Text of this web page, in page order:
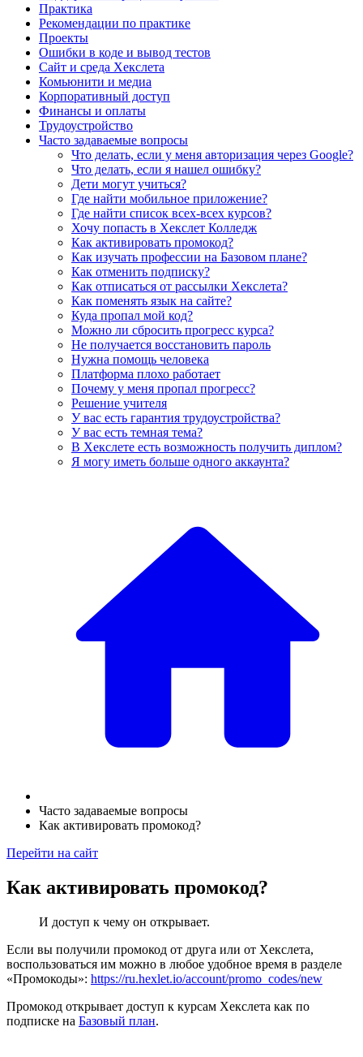
Практика
Рекомендации по практике
Проекты
Ошибки в коде и вывод тестов
Сайт и среда Хекслета
Комьюнити и медиа
Корпоративный доступ
Финансы и оплаты
Трудоустройство
Часто задаваемые вопросы
Что делать, если у меня авторизация через Google?
Что делать, если я нашел ошибку?
Дети могут учиться?
Где найти мобильное приложение?
Где найти список всех-всех курсов?
Хочу попасть в Хекслет Колледж
Как активировать промокод?
Как изучать профессии на Базовом плане?
Как отменить подписку?
Как отписаться от рассылки Хекслета?
Как поменять язык на сайте?
Куда пропал мой код?
Можно ли сбросить прогресс курса?
Не получается восстановить пароль
Нужна помощь человека
Платформа плохо работает
Почему у меня пропал прогресс?
Решение учителя
У вас есть гарантия трудоустройства?
У вас есть темная тема?
В Хекслете есть возможность получить диплом?
Я могу иметь больше одного аккаунта?
Часто задаваемые вопросы
Как активировать промокод?
Перейти на сайт
Как активировать промокод?
И доступ к чему он открывает.
Если вы получили промокод от друга или от Хекслета,
воспользоваться им можно в любое удобное время в разделе
«Промокоды»: https://ru.hexlet.io/account/promo_codes/new
Промокод открывает доступ к курсам Хекслета как по
подписке на Базовый план.